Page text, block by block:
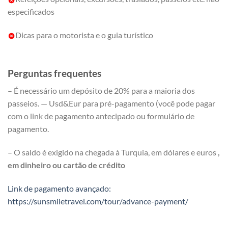
especificados
Dicas para o motorista e o guia turístico
Perguntas frequentes
– É necessário um depósito de 20% para a maioria dos
passeios. — Usd&Eur para pré-pagamento (você pode pagar
com o link de pagamento antecipado ou formulário de
pagamento.
– O saldo é exigido na chegada à Turquia, em dólares e euros,
em dinheiro ou cartão de crédito
Link de pagamento avançado:
https://sunsmiletravel.com/tour/advance-payment/